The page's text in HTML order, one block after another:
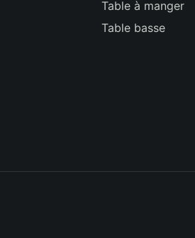
Table à manger
Table basse